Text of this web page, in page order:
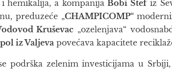
hemikalija, a kompanija Bobi Stefiz
preduzeće „CHAMPICOMP“
Kruševac „ozelenjava“
iz Valjeva povećava kapacitete
podrška zelenim investicijama u